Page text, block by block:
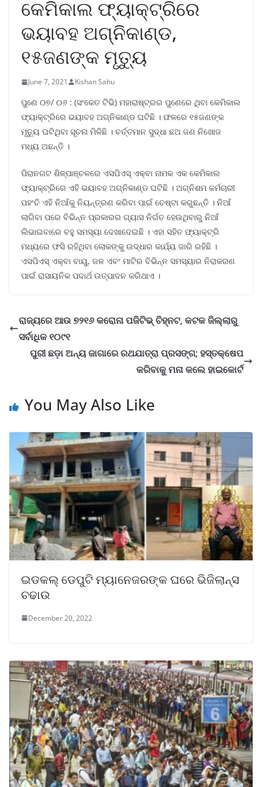
କେମିକାଲ ଫ୍ୟାକ୍ଟ୍ରିରେ
ଭୟାବହ ଅଗ୍ନିକାଣ୍ଡ,
୧୫ଜଣଙ୍କ ମୃତ୍ୟୁ
June 7, 2021 Kishan Sahu
ପୁଣେ ୦୭/ ୦୬ : (ସଂକେତ ଟିଭି) ମହାରାଷ୍ଟ୍ରର ପୁଣେରେ ଥିବା କେମିକାଲ
ଫ୍ୟାକ୍ଟ୍ରିରେ ଭୟାବହ ଅଗ୍ନିକାଣ୍ଡ ଘଟିଛି । ଫଳରେ ୧୫ଜଣଙ୍କ
ମୃତ୍ୟୁ ଘଟିଥିବା ସୂଚନା ମିଳିଛି । ବର୍ତ୍ତମାନ ସୁଦ୍ଧା ଛଅ ଜଣ ନିଖୋଜ
ମଧ୍ୟ ଅଛନ୍ତି ।
ପିରାନଗଟ ଶିଳ୍ପାଞ୍ଚଳରେ ଏସପିଏସ୍ ଏକ୍ବା ନାମକ ଏକ କେମିକାଲ
ଫ୍ୟାକ୍ଟ୍ରିରେ ଏହି ଭୟାବହ ଅଗ୍ନିକାଣ୍ଡ ଘଟିଛି । ଅଗ୍ନିଶମ କର୍ମଚାରୀ
ପହଂଚି ଏହି ନିଆଁକୁ ନିୟନ୍ତ୍ରଣ କରିବା ପାଇଁ ଚେଷ୍ଟା କରୁଛନ୍ତି । ନିଆଁ
ଲାଗିବା ପରେ ବିଭିନ୍ନ ପ୍ରକାରର ଗ୍ୟାସ ନିର୍ଗତ ହେଉଥିବାରୁ ନିଆଁ
ଲିଭାଇବାରେ ବହୁ ସମସ୍ୟା ଦେଖାଦେଇଛି । ଏହା ସହିତ ଫ୍ୟାକ୍ଟ୍ରି
ମଧ୍ୟରେ ଫସି ରହିଥିବା ଲୋକଙ୍କୁ ଉଦ୍ଧାର କାର୍ଯ୍ୟ ଜାରି ରହିଛି ।
ଏସପିଏସ୍ ଏକ୍ବା ବାୟୁ, ଜଳ ଏବଂ ମାଟିର ବିଭିନ୍ନ ସମସ୍ୟାର ନିରାକରଣ
ପାଇଁ ରାସାୟନିକ ପଦାର୍ଥ ଉତ୍ପାଦନ କରିଥାଏ ।
ରାଜ୍ୟରେ ଆଉ ୭୨୧୬ କରୋନା ପଜିଟିଭ୍ ଚିହ୍ନଟ, କଟକ ଜିଲ୍ଲାରୁ
ସର୍ବାଧିକ ୧୦୯୧
ପୁରୀ ଛଡ଼ା ଅନ୍ୟ ଜାଗାରେ ରଥଯାତ୍ରା ପ୍ରସଙ୍ଗ; ହସ୍ତକ୍ଷେପ
କରିବାକୁ ମନା କଲେ ହାଇକୋର୍ଟ
You May Also Like
ଇଡକଲ୍ ଡେପୁଟି ମ୍ୟାନେଜରଙ୍କ ଘରେ ଭିଜିଲାନ୍ସ
ଚଢାଉ
December 20, 2022